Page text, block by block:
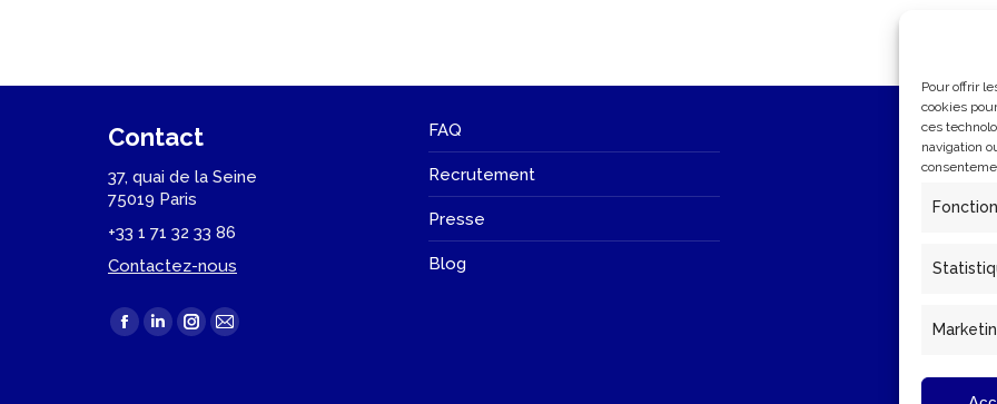
Pour offrir
cookies
ces
navigation
Contact
37, quai de la Seine
75019 Paris
+33 1 71 32 33 86
Contactez-nous
Trouvez nous sur :
La
La
La
La
FAQ
Recrutement
Presse
Blog